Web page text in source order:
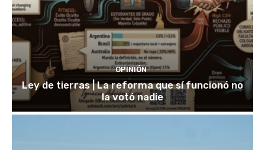
OPINIÓN
Ley de tierras | La reforma que sí funcionó no
la votó nadie